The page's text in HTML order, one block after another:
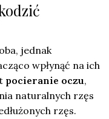
jednak
wpłynąć na ich
pocieranie oczu,
naturalnych rzęs
rzęs.